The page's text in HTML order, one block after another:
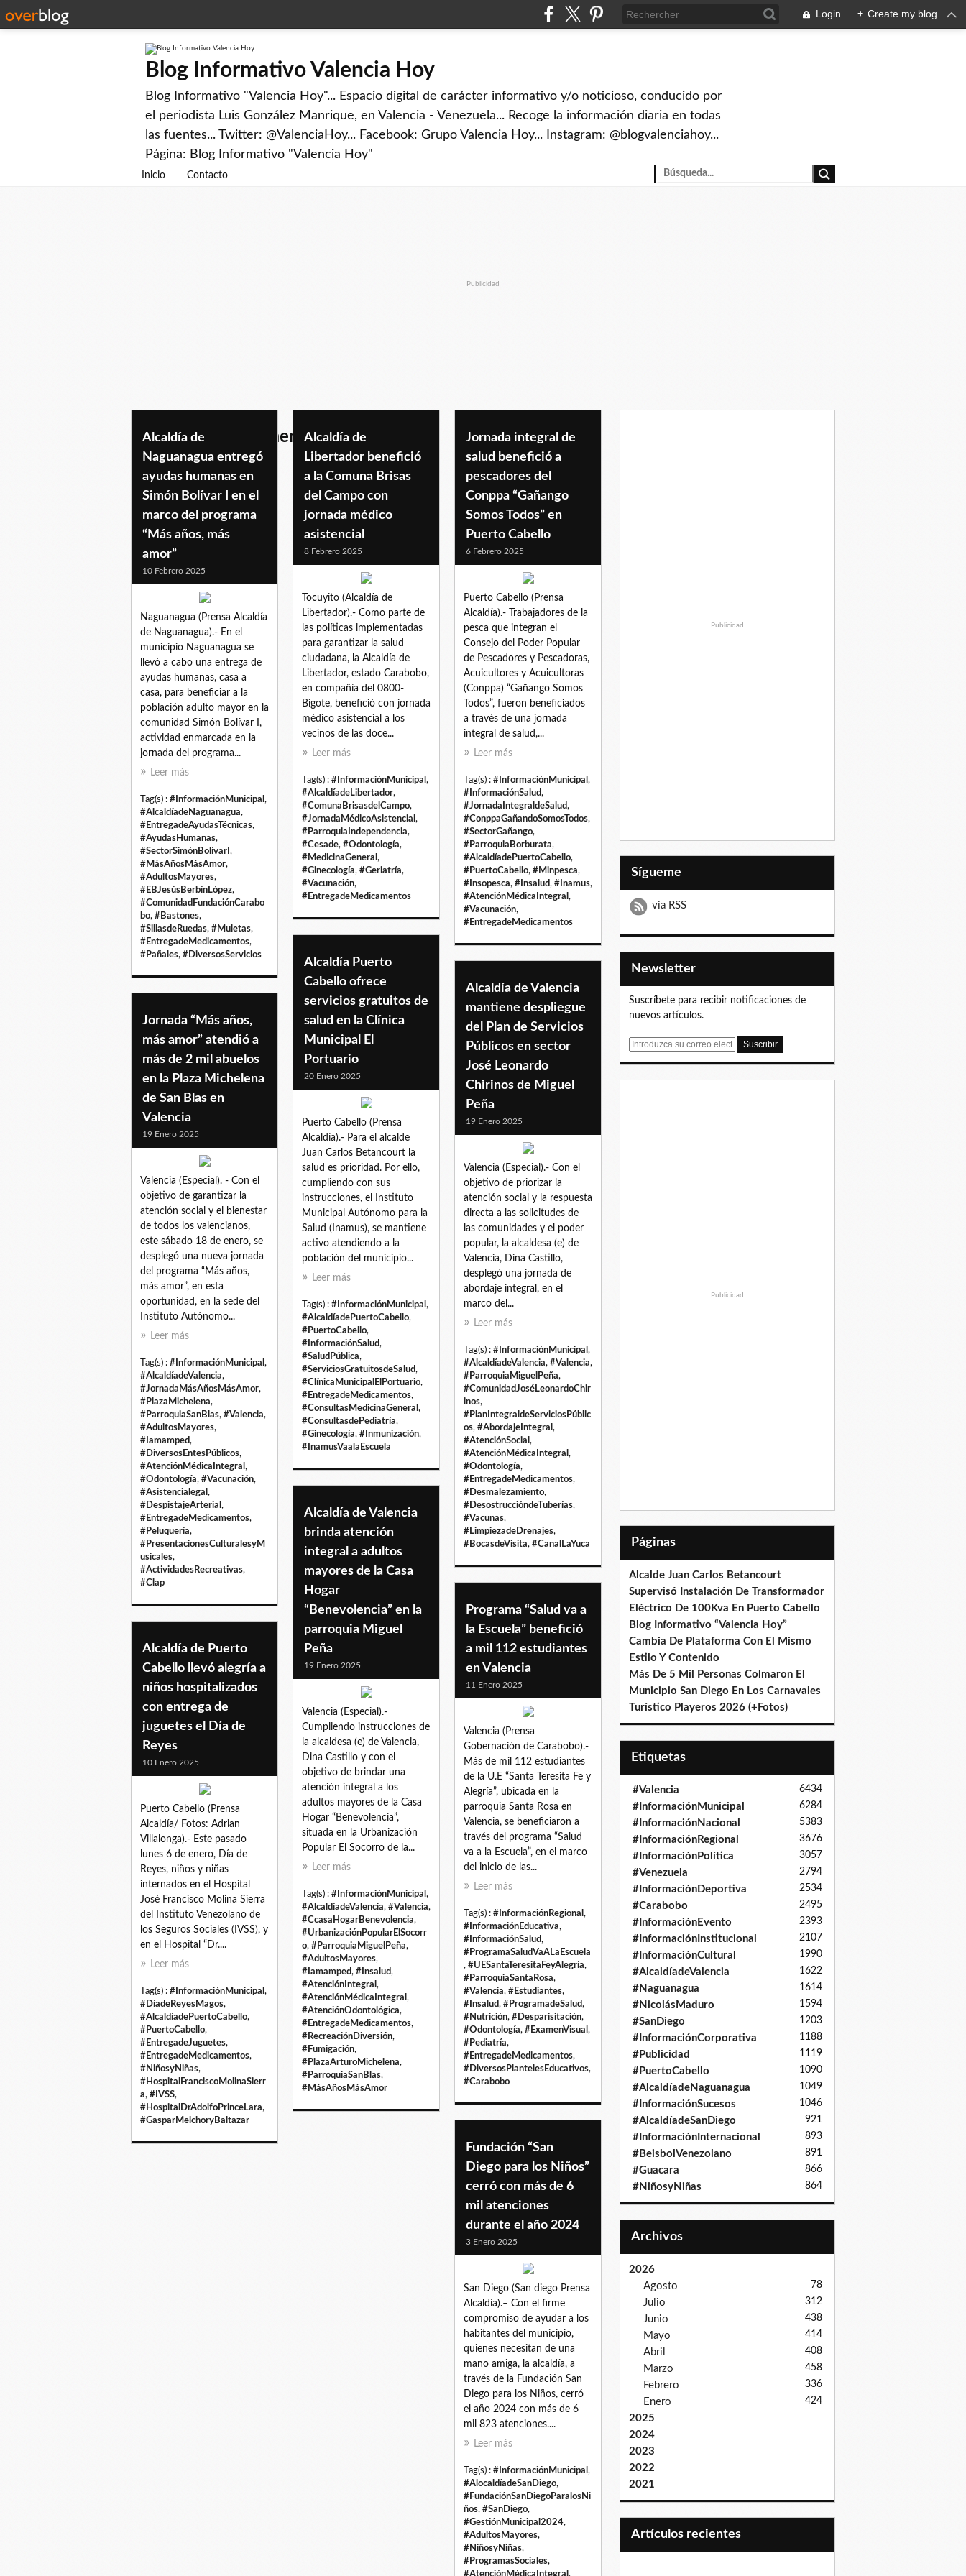
Login + Create my blog
Blog Informativo Valencia Hoy
Blog Informativo "Valencia Hoy"... Espacio digital de carácter informativo y/o noticioso, conducido por
el periodista Luis González Manrique, en Valencia - Venezuela... Recoge la información diaria en todas
las fuentes... Twitter: @ValenciaHoy... Facebook: Grupo Valencia Hoy... Instagram: @blogvalenciahoy...
Página: Blog Informativo "Valencia Hoy"
Inicio Contacto
Publicidad
entregademedicamentos
Alcaldía de
Naguanagua entregó
ayudas humanas en
Simón Bolívar I en el
marco del programa
“Más años, más
amor”
10 Febrero 2025
Naguanagua (Prensa Alcaldía
de Naguanagua).- En el
municipio Naguanagua se
llevó a cabo una entrega de
ayudas humanas, casa a
casa, para beneficiar a la
población adulto mayor en la
comunidad Simón Bolívar I,
actividad enmarcada en la
jornada del programa...
Leer más
Tag(s) : #InformaciónMunicipal ,
#AlcaldíadeNaguanagua,
#EntregadeAyudasTécnicas,
#AyudasHumanas,
#SectorSimónBolívarI ,
#MásAñosMásAmor,
#AdultosMayores,
#EBJesúsBerbínLópez,
#ComunidadFundaciónCarabo
bo, #Bastones,
#SillasdeRuedas, #Muletas,
#EntregadeMedicamentos,
#Pañales, #DiversosServicios
Alcaldía de
Libertador benefició
a la Comuna Brisas
del Campo con
jornada médico
asistencial
8 Febrero 2025
Tocuyito (Alcaldía de
Libertador).- Como parte de
las políticas implementadas
para garantizar la salud
ciudadana, la Alcaldía de
Libertador, estado Carabobo,
en compañía del 0800-
Bigote, benefició con jornada
médico asistencial a los
vecinos de las doce...
Leer más
Tag(s) : #InformaciónMunicipal ,
#AlcaldíadeLibertador,
#ComunaBrisasdelCampo,
#JornadaMédicoAsistencial ,
#ParroquiaIndependencia,
#Cesade, #Odontología,
#MedicinaGeneral ,
#Ginecología, #Geriatría,
#Vacunación,
#EntregadeMedicamentos
Jornada integral de
salud benefició a
pescadores del
Conppa “Gañango
Somos Todos” en
Puerto Cabello
6 Febrero 2025
Puerto Cabello (Prensa
Alcaldía).- Trabajadores de la
pesca que integran el
Consejo del Poder Popular
de Pescadores y Pescadoras,
Acuicultores y Acuicultoras
(Conppa) “Gañango Somos
Todos”, fueron beneficiados
a través de una jornada
integral de salud,...
Leer más
Tag(s) : #InformaciónMunicipal ,
#InformaciónSalud,
#JornadaIntegraldeSalud,
#ConppaGañandoSomosTodos,
#SectorGañango,
#ParroquiaBorburata,
#AlcaldíadePuertoCabello,
#PuertoCabello, #Minpesca,
#Insopesca, #Insalud, #Inamus,
#AtenciónMédicaIntegral ,
#Vacunación,
#EntregadeMedicamentos
Alcaldía Puerto
Cabello ofrece
servicios gratuitos de
salud en la Clínica
Municipal El
Portuario
20 Enero 2025
Puerto Cabello (Prensa
Alcaldía).- Para el alcalde
Juan Carlos Betancourt la
salud es prioridad. Por ello,
cumpliendo con sus
instrucciones, el Instituto
Municipal Autónomo para la
Salud (Inamus), se mantiene
activo atendiendo a la
población del municipio...
Leer más
Tag(s) : #InformaciónMunicipal ,
#AlcaldíadePuertoCabello,
#PuertoCabello,
#InformaciónSalud,
#SaludPública,
#ServiciosGratuitosdeSalud,
#ClínicaMunicipalElPortuario,
#EntregadeMedicamentos,
#ConsultasMedicinaGeneral ,
#ConsultasdePediatría,
#Ginecología, #Inmunización,
#InamusVaalaEscuela
Alcaldía de Valencia
mantiene despliegue
del Plan de Servicios
Públicos en sector
José Leonardo
Chirinos de Miguel
Peña
19 Enero 2025
Valencia (Especial).- Con el
objetivo de priorizar la
atención social y la respuesta
directa a las solicitudes de
las comunidades y el poder
popular, la alcaldesa (e) de
Valencia, Dina Castillo,
desplegó una jornada de
abordaje integral, en el
marco del...
Leer más
Tag(s) : #InformaciónMunicipal ,
#AlcaldíadeValencia, #Valencia,
#ParroquiaMiguelPeña,
#ComunidadJoséLeonardoChir
inos,
#PlanIntegraldeServiciosPúblic
os, #AbordajeIntegral ,
#AtenciónSocial ,
#AtenciónMédicaIntegral ,
#Odontología,
#EntregadeMedicamentos,
#Desmalezamiento,
#DesostruccióndeTuberías,
#Vacunas,
#LimpiezadeDrenajes,
#BocasdeVisita, #CanalLaYuca
Jornada “Más años,
más amor” atendió a
más de 2 mil abuelos
en la Plaza Michelena
de San Blas en
Valencia
19 Enero 2025
Valencia (Especial). - Con el
objetivo de garantizar la
atención social y el bienestar
de todos los valencianos,
este sábado 18 de enero, se
desplegó una nueva jornada
del programa “Más años,
más amor”, en esta
oportunidad, en la sede del
Instituto Autónomo...
Leer más
Tag(s) : #InformaciónMunicipal ,
#AlcaldíadeValencia,
#JornadaMásAñosMásAmor,
#PlazaMichelena,
#ParroquiaSanBlas, #Valencia,
#AdultosMayores,
#Iamamped,
#DiversosEntesPúblicos,
#AtenciónMédicaIntegral ,
#Odontología, #Vacunación,
#Asistencialegal ,
#DespistajeArterial ,
#EntregadeMedicamentos,
#Peluquería,
#PresentacionesCulturalesyM
usicales,
#ActividadesRecreativas,
#Clap
Alcaldía de Valencia
brinda atención
integral a adultos
mayores de la Casa
Hogar
“Benevolencia” en la
parroquia Miguel
Peña
19 Enero 2025
Valencia (Especial).-
Cumpliendo instrucciones de
la alcaldesa (e) de Valencia,
Dina Castillo y con el
objetivo de brindar una
atención integral a los
adultos mayores de la Casa
Hogar “Benevolencia”,
situada en la Urbanización
Popular El Socorro de la...
Leer más
Tag(s) : #InformaciónMunicipal ,
#AlcaldíadeValencia, #Valencia,
#CcasaHogarBenevolencia,
#UrbanizaciónPopularElSocorr
o, #ParroquiaMiguelPeña,
#AdultosMayores,
#Iamamped, #Insalud,
#AtenciónIntegral ,
#AtenciónMédicaIntegral ,
#AtenciónOdontológica,
#EntregadeMedicamentos,
#RecreaciónDiversión,
#Fumigación,
#PlazaArturoMichelena,
#ParroquiaSanBlas,
#MásAñosMásAmor
Programa “Salud va a
la Escuela” benefició
a mil 112 estudiantes
en Valencia
11 Enero 2025
Valencia (Prensa
Gobernación de Carabobo).-
Más de mil 112 estudiantes
de la U.E “Santa Teresita Fe y
Alegría”, ubicada en la
parroquia Santa Rosa en
Valencia, se beneficiaron a
través del programa “Salud
va a la Escuela”, en el marco
del inicio de las...
Leer más
Tag(s) : #InformaciónRegional ,
#InformaciónEducativa,
#InformaciónSalud,
#ProgramaSaludVaALaEscuela
, #UESantaTeresitaFeyAlegría,
#ParroquiaSantaRosa,
#Valencia, #Estudiantes,
#Insalud, #ProgramadeSalud,
#Nutrición, #Desparisitación,
#Odontología, #ExamenVisual ,
#Pediatría,
#EntregadeMedicamentos,
#DiversosPlantelesEducativos,
#Carabobo
Alcaldía de Puerto
Cabello llevó alegría a
niños hospitalizados
con entrega de
juguetes el Día de
Reyes
10 Enero 2025
Puerto Cabello (Prensa
Alcaldía/ Fotos: Adrian
Villalonga).- Este pasado
lunes 6 de enero, Día de
Reyes, niños y niñas
internados en el Hospital
José Francisco Molina Sierra
del Instituto Venezolano de
los Seguros Sociales (IVSS), y
en el Hospital “Dr....
Leer más
Tag(s) : #InformaciónMunicipal ,
#DíadeReyesMagos,
#AlcaldíadePuertoCabello,
#PuertoCabello,
#EntregadeJuguetes,
#EntregadeMedicamentos,
#NiñosyNiñas,
#HospitalFranciscoMolinaSierr
a, #IVSS,
#HospitalDrAdolfoPrinceLara,
#GasparMelchoryBaltazar
Fundación “San
Diego para los Niños”
cerró con más de 6
mil atenciones
durante el año 2024
3 Enero 2025
San Diego (San diego Prensa
Alcaldía).– Con el firme
compromiso de ayudar a los
habitantes del municipio,
quienes necesitan de una
mano amiga, la alcaldía, a
través de la Fundación San
Diego para los Niños, cerró
el año 2024 con más de 6
mil 823 atenciones....
Leer más
Tag(s) : #InformaciónMunicipal ,
#AlocaldíadeSanDiego,
#FundaciónSanDiegoParalosNi
ños, #SanDiego,
#GestiónMunicipal2024,
#AdultosMayores,
#NiñosyNiñas,
#ProgramasSociales,
#AtenciónMédicaIntegral ,
Publicidad
Sígueme
via RSS
Newsletter
Suscríbete para recibir notificaciones de
nuevos artículos.
E
Publicidad
Páginas
Alcalde Juan Carlos Betancourt
Supervisó Instalación De Transformador
Eléctrico De 100Kva En Puerto Cabello
Blog Informativo “Valencia Hoy”
Cambia De Plataforma Con El Mismo
Estilo Y Contenido
Más De 5 Mil Personas Colmaron El
Municipio San Diego En Los Carnavales
Turístico Playeros 2026 (+Fotos)
Etiquetas
#Valencia 6434
#InformaciónMunicipal 6284
#InformaciónNacional 5383
#InformaciónRegional 3676
#InformaciónPolítica 3057
#Venezuela 2794
#InformaciónDeportiva 2534
#Carabobo 2495
#InformaciónEvento 2393
#InformaciónInstitucional 2107
#InformaciónCultural 1990
#AlcaldíadeValencia 1622
#Naguanagua 1614
#NicolásMaduro 1594
#SanDiego 1203
#InformaciónCorporativa 1188
#Publicidad 1119
#PuertoCabello 1090
#AlcaldíadeNaguanagua 1049
#InformaciónSucesos 1046
#AlcaldíadeSanDiego 921
#InformaciónInternacional 893
#BeisbolVenezolano 891
#Guacara 866
#NiñosyNiñas 864
Archivos
2026
Agosto
78
Julio 312
Junio 438
Mayo 414
Abril 408
Marzo 458
Febrero 336
Enero 424
2025
2024
2023
2022
2021
Artículos recientes